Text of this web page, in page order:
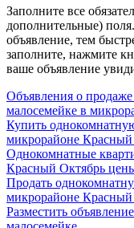
Заполните все
дополнительные)
объявление, тем
заполните, нажмите
ваше объявление
Объявления о
малосемейке в
Купить
микрорайоне Красный
Однокомнатные
Красный Октябрь
Продать
микрорайоне
Разместить